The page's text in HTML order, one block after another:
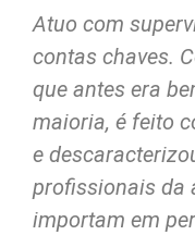
Atuo com
contas chaves.
que antes era
maioria, é feito
e
profissionais da
importam em